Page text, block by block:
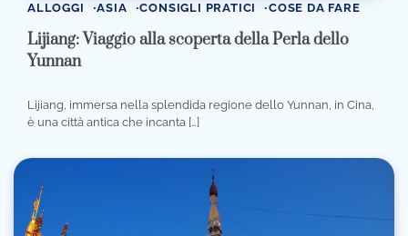
ALLOGGI ASIA CONSIGLI PRATICI COSE DA FARE
Lijiang: Viaggio alla scoperta della Perla dello
Yunnan
Lijiang, immersa nella splendida regione dello Yunnan, in Cina,
è una città antica che incanta […]